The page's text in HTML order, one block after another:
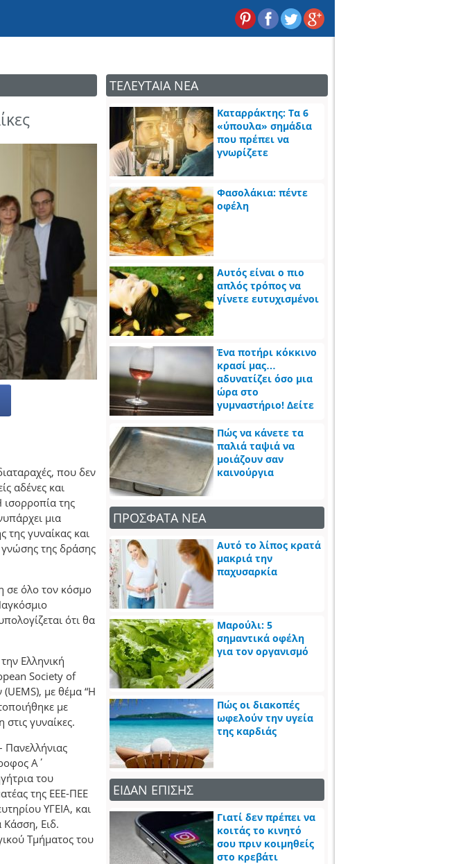
που δεν
αδένες και
ισορροπία της
μια
γυναίκας και
της δράσης
σε όλο τον κόσμο
ότι θα
Ελληνική
Society of
με θέμα “Η
με
γυναίκες.
Πανελλήνιας
Α΄
του
της ΕΕΕ-ΠΕΕ
ΥΓΕΙΑ, και
Κάσση, Ειδ.
Τμήματος του
ΤΕΛΕΥΤΑΙΑ ΝΕΑ
Καταρράκτης: Τα 6
«ύπουλα» σημάδια
που πρέπει να
γνωρίζετε
Φασολάκια: πέντε
οφέλη
Αυτός είναι ο πιο
απλός τρόπος να
γίνετε ευτυχισμένοι
Ένα ποτήρι κόκκινο
κρασί μας…
αδυνατίζει όσο μια
ώρα στο
γυμναστήριο! Δείτε
Πώς να κάνετε τα
παλιά ταψιά να
μοιάζουν σαν
καινούργια
ΠΡΟΣΦΑΤΑ ΝΕΑ
Αυτό το λίπος κρατά
μακριά την
παχυσαρκία
Μαρούλι: 5
σημαντικά οφέλη
για τον οργανισμό
Πώς οι διακοπές
ωφελούν την υγεία
της καρδιάς
ΕΙΔΑΝ ΕΠΙΣΗΣ
Γιατί δεν πρέπει να
κοιτάς το κινητό
σου πριν κοιμηθείς
στο κρεβάτι